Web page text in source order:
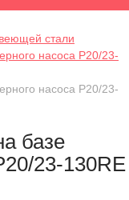
стали
насоса P20/23-
насоса P20/23-
базе
23-130RE